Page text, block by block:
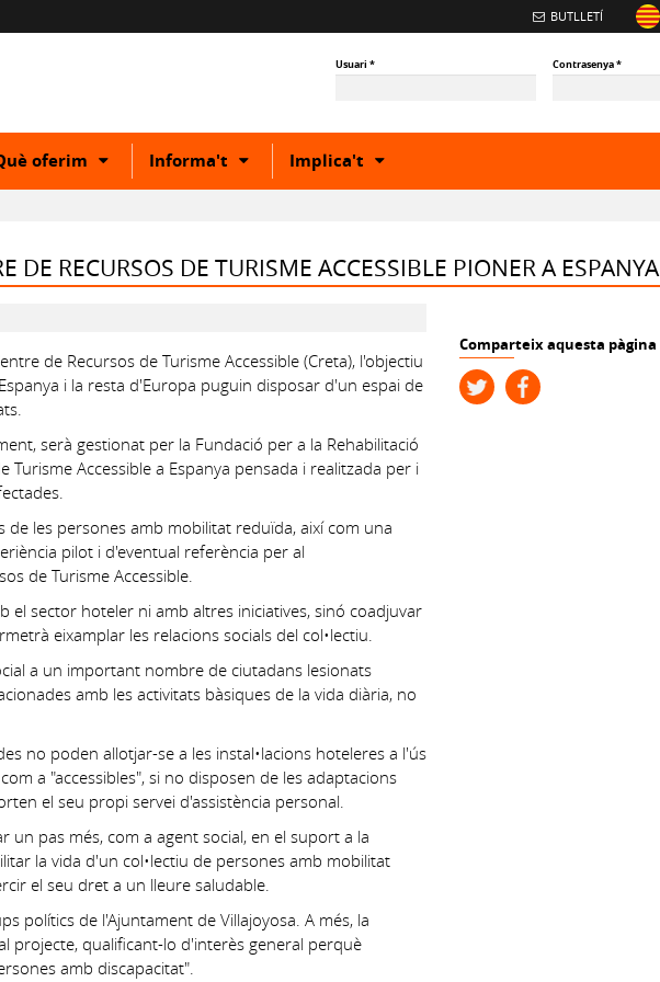
BUTLLETÍ
Usuari* Contrasenya*
oferim
ShowInforma't
ShowImplica't
Show
RECURSOS DE TURISME ACCESSIBLE PIONER A ESPANYA
de Recursos de Turisme Accessible (Creta), l'objectiu
i la resta d'Europa puguin disposar d'un espai de
serà gestionat per la Fundació per a la Rehabilitació
Accessible a Espanya pensada i realitzada per i
les persones amb mobilitat reduïda, així com una
pilot i d'eventual referència per al
de Turisme Accessible.
sector hoteler ni amb altres iniciatives, sinó coadjuvar
eixamplar les relacions socials del col•lectiu.
a un important nombre de ciutadans lesionats
amb les activitats bàsiques de la vida diària, no
no poden allotjar-se a les instal•lacions hoteleres a l'ús
a "accessibles", si no disposen de les adaptacions
el seu propi servei d'assistència personal.
un pas més, com a agent social, en el suport a la
la vida d'un col•lectiu de persones amb mobilitat
el seu dret a un lleure saludable.
polítics de l'Ajuntament de Villajoyosa. A més, la
projecte, qualificant-lo d'interès general perquè
amb discapacitat".
Comparteix aquesta pàgina